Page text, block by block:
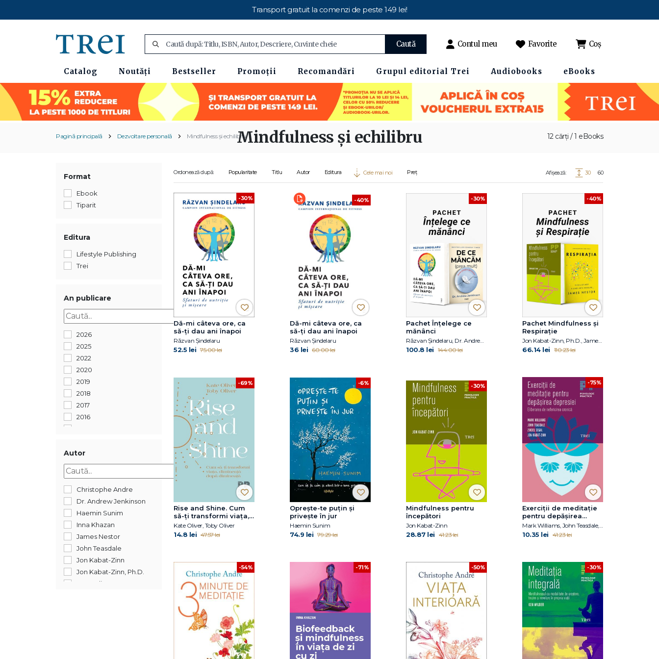
Transport gratuit la comenzi de peste 149 lei!
Caută Contul meu Favorite Coș
Catalog Noutăți Bestseller Promoții Recomandări Grupul editorial Trei Audiobooks eBooks
Pagină principală Dezvoltare personală Mindfulness și echilibru 12 cărți / 1 eBooks
Mindfulness și echilibru
Format
Ebook
Tiparit
Editura
Lifestyle Publishing
Trei
An publicare
2026
2025
2022
2020
2019
2018
2017
2016
Autor
Christophe Andre
Dr. Andrew Jenkinson
Haemin Sunim
Inna Khazan
James Nestor
John Teasdale
Jon Kabat-Zinn
Jon Kabat-Zinn, Ph.D.
Kate Oliver
Ordonează după: Popularitate Titlu Autor Editura Cele mai noi Preț Afișează: 30 60
-30%
Dă-mi câteva ore, ca
să-ţi dau ani înapoi
Răzvan Șindelaru
52.5 lei 75.00 lei
-40%
Dă-mi câteva ore, ca
să-ţi dau ani înapoi
Răzvan Șindelaru
36 lei 60.00 lei
-30%
Pachet Înțelege ce
mănânci
Răzvan Șindelaru, Dr. Andrew Jenkinson
100.8 lei 144.00 lei
-40%
Pachet Mindfulness și
Respirație
Jon Kabat-Zinn, Ph.D., James Nestor
66.14 lei 110.23 lei
-69%
Rise and Shine. Cum
să-ți transformi viața,
dimineață după
dimineață
Kate Oliver, Toby Oliver
14.8 lei 47.57 lei
-6%
Oprește-te puțin și
privește în jur
Haemin Sunim
74.9 lei 79.29 lei
-30%
Mindfulness pentru
începători
Jon Kabat-Zinn
28.87 lei 41.23 lei
-75%
Exerciţii de meditaţie
pentru depăşirea
depresiei. Eliberarea
de nefericirea cronică
10.35 lei 41.23 lei
-54% -71% -50% -30%